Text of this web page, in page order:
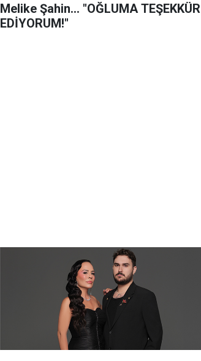
Melike Şahin... "OĞLUMA TEŞEKKÜR
EDİYORUM!"